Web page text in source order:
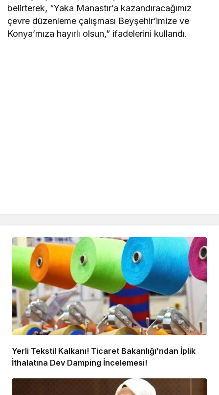
belirterek, “Yaka Manastır’a kazandıracağımız
çevre düzenleme çalışması Beyşehir’imize ve
Konya’mıza hayırlı olsun,” ifadelerini kullandı.
Yerli Tekstil Kalkanı! Ticaret Bakanlığı’ndan İplik
İthalatına Dev Damping İncelemesi!